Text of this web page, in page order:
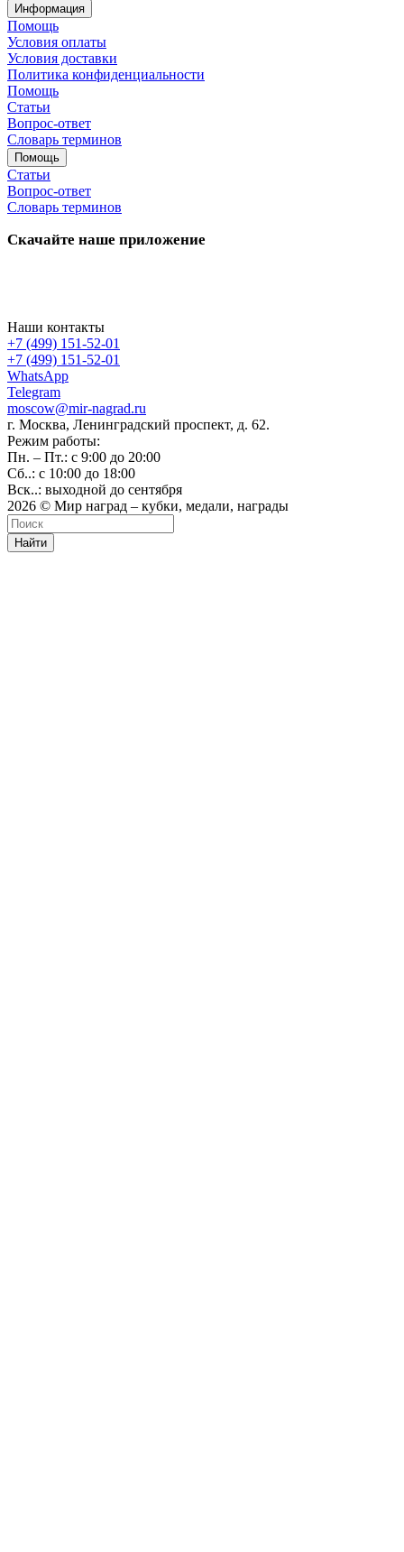
Информация
Помощь
Условия оплаты
Условия доставки
Политика конфиденциальности
Помощь
Статьи
Вопрос-ответ
Словарь терминов
Помощь
Статьи
Вопрос-ответ
Словарь терминов
Скачайте наше приложение
Наши контакты
+7 (499) 151-52-01
+7 (499) 151-52-01
WhatsApp
Telegram
moscow@mir-nagrad.ru
г. Москва, Ленинградский проспект, д. 62.
Режим работы:
Пн. – Пт.: с 9:00 до 20:00
Сб..: с 10:00 до 18:00
Вск..: выходной до сентября
2026 © Мир наград – кубки, медали, награды
Найти